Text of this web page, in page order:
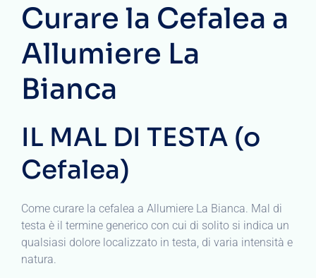
Curare la Cefalea a
Allumiere La
Bianca
IL MAL DI TESTA (o
Cefalea)
Come curare la cefalea a Allumiere La Bianca. Mal di
testa è il termine generico con cui di solito si indica un
qualsiasi dolore localizzato in testa, di varia intensità e
natura.